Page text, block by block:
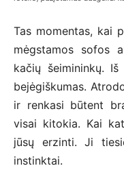
Tas momentas, kai
mėgstamos sofos
kačių šeimininkų.
bejėgiškumas.
ir renkasi būtent
visai kitokia. Kai
jūsų erzinti. Ji
instinktai.